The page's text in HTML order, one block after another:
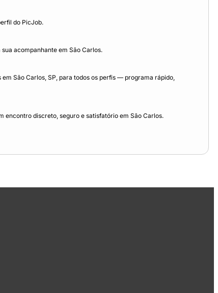
do PicJob.
acompanhante em São Carlos.
São Carlos, SP, para todos os perfis — programa rápido,
encontro discreto, seguro e satisfatório em São Carlos.